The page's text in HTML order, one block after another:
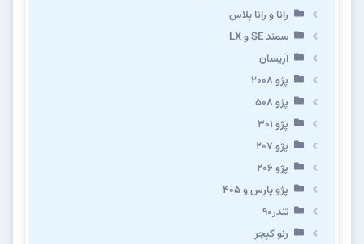
رانا و رانا پلاس
سمند SE و LX
آریسان
پژو ۲۰۰۸
پژو ۵۰۸
پژو 301
پژو ۲۰۷
پژو ۲۰۶
پژو پارس و ۴۰۵
تندر۹۰
رنو کپچر